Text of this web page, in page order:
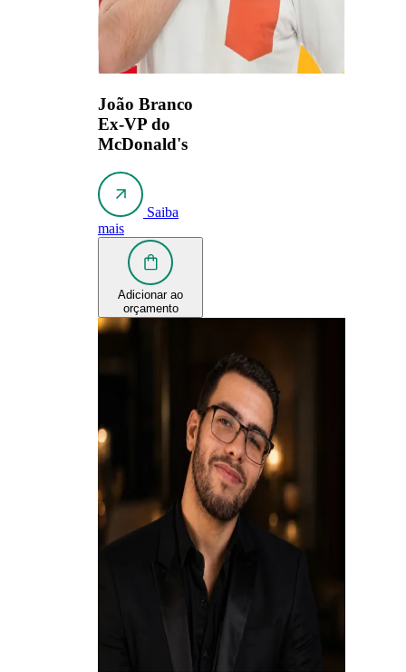
João Branco
Ex-VP do
McDonald's
Saiba
mais
Adicionar ao
orçamento